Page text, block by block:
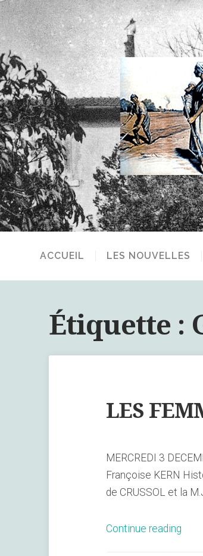
ACCUEIL LES NOUVELLES
Étiquette :
LES
MERCREDI 3
Françoise KERN
de CRUSSOL et la
Continue reading